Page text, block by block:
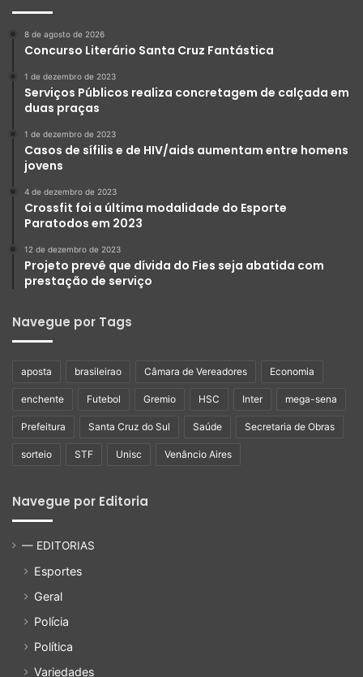
8 de agosto de 2026
Concurso Literário Santa Cruz Fantástica
1 de dezembro de 2023
Serviços Públicos realiza concretagem de calçada em
duas praças
1 de dezembro de 2023
Casos de sífilis e de HIV/aids aumentam entre homens
jovens
4 de dezembro de 2023
Crossfit foi a última modalidade do Esporte
Paratodos em 2023
12 de dezembro de 2023
Projeto prevê que dívida do Fies seja abatida com
prestação de serviço
Navegue por Tags
aposta brasileirao Câmara de Vereadores Economia
enchente Futebol Gremio HSC Inter mega-sena
Prefeitura Santa Cruz do Sul Saúde Secretaria de Obras
sorteio STF Unisc Venâncio Aires
Navegue por Editoria
— EDITORIAS
Esportes
Geral
Polícia
Política
Variedades